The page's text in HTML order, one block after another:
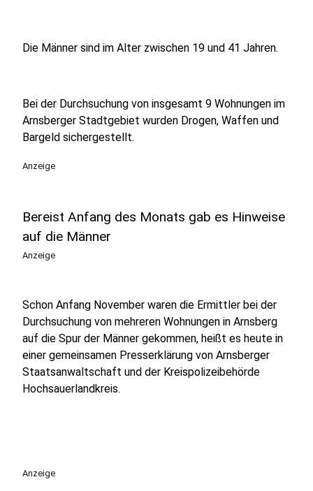
Die Männer sind im Alter zwischen 19 und 41 Jahren.
Bei der Durchsuchung von insgesamt 9 Wohnungen im
Arnsberger Stadtgebiet wurden Drogen, Waffen und
Bargeld sichergestellt.
Anzeige
Bereist Anfang des Monats gab es Hinweise
auf die Männer
Anzeige
Schon Anfang November waren die Ermittler bei der
Durchsuchung von mehreren Wohnungen in Arnsberg
auf die Spur der Männer gekommen, heißt es heute in
einer gemeinsamen Presserklärung von Arnsberger
Staatsanwaltschaft und der Kreispolizeibehörde
Hochsauerlandkreis.
Anzeige